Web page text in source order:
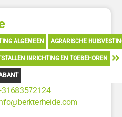
ALGEMEEN AGRARISCHE
INRICHTING EN TOEBEHOREN